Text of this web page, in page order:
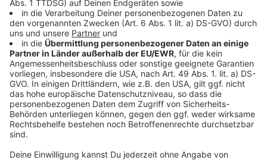
Leverkusen. Sie kritisiert den OB dafür, dass er aus
Ärger einen Gesprächstermin mit dem
Verkehrsministerium abgesagt hat. Er hätte dort lieber
das Vorgehen kritisieren und den Leverkusener
Standpunkt nochmal klarmachen sollen, so die FDP.
Anzeige
Weitere Meldungen aus Leverkusen